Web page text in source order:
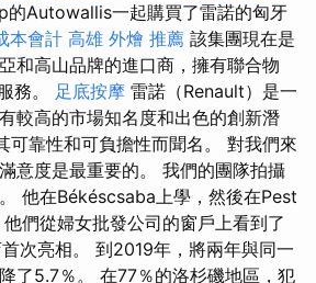
的Autowallis一起購買了雷諾的匈牙
本會計 高雄 外燴 推薦 該集團現在是
和高山品牌的進口商，擁有聯合物
務。 足底按摩 雷諾（Renault）是一
較高的市場知名度和出色的創新潛
可靠性和可負擔性而聞名。 對我們來
意度是最重要的。 我們的團隊拍攝
他在Békéscsaba上學，然後在Pest
們從婦女批發公司的窗戶上看到了
次亮相。 到2019年，將兩年與同一
了5.7％。 在77％的洛杉磯地區，犯